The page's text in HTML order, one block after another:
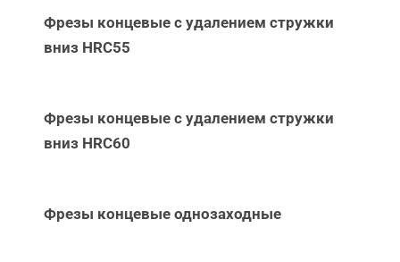
Фрезы концевые с удалением стружки
вниз НRC55
Фрезы концевые с удалением стружки
вниз НRC60
Фрезы концевые однозаходные